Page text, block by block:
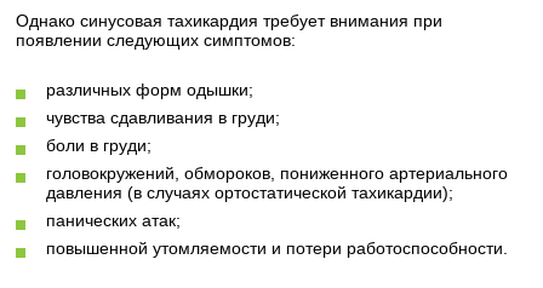
Однако синусовая тахикардия требует внимания при
появлении следующих симптомов:
различных форм одышки;
чувства сдавливания в груди;
боли в груди;
головокружений, обмороков, пониженного артериального
давления (в случаях ортостатической тахикардии);
панических атак;
повышенной утомляемости и потери работоспособности.